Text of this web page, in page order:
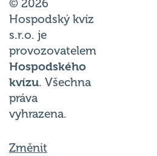
© 2026
Hospodský kvíz
s.r.o. je
provozovatelem
Hospodského
kvízu. Všechna
práva
vyhrazena.
Změnit